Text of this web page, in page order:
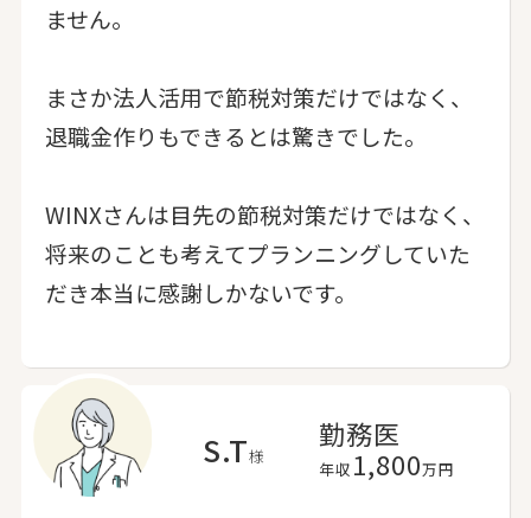
ません。
まさか法人活用で節税対策だけではなく、
退職金作りもできるとは驚きでした。
WINXさんは目先の節税対策だけではなく、
将来のことも考えてプランニングしていた
だき本当に感謝しかないです。
S.T様
勤務医
年収 1,800万円